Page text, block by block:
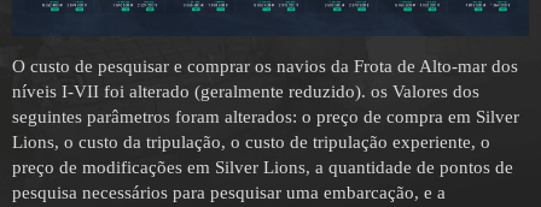
O custo de pesquisar e comprar os navios da Frota de Alto-mar dos
níveis I-VII foi alterado (geralmente reduzido). os Valores dos
seguintes parâmetros foram alterados: o preço de compra em Silver
Lions, o custo da tripulação, o custo de tripulação experiente, o
preço de modificações em Silver Lions, a quantidade de pontos de
pesquisa necessários para pesquisar uma embarcação, e a